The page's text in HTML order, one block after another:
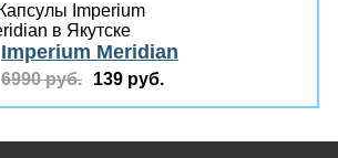
Imperium Meridian
6990 руб. 139 руб.